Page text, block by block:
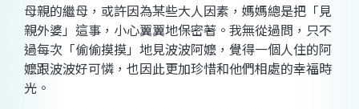
母親的繼母，或許因為某些大人因素，媽媽總是把「見
親外婆」這事，小心翼翼地保密著。我無從過問，只不
過每次「偷偷摸摸」地見波波阿嬤，覺得一個人住的阿
嬤跟波波好可憐，也因此更加珍惜和他們相處的幸福時
光。